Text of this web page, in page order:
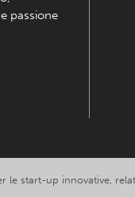
passione
start-up innovative,